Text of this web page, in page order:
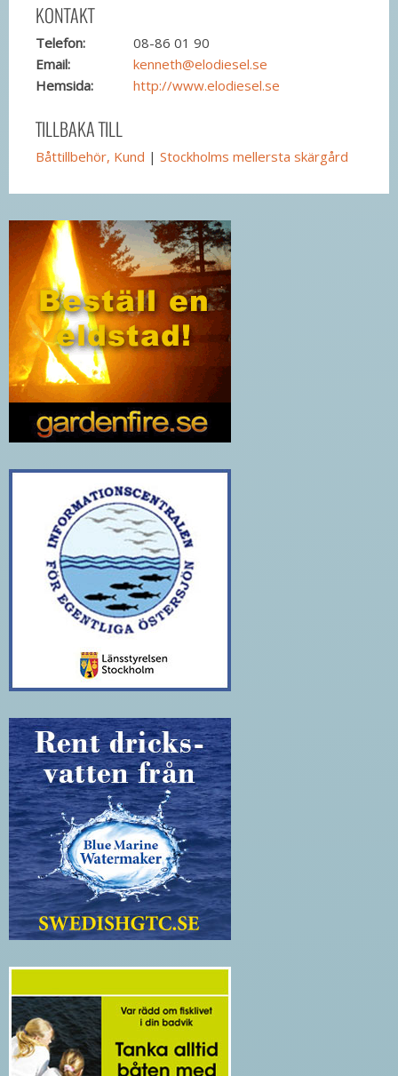
KONTAKT
Telefon:
08-86 01 90
Email:
kenneth@elodiesel.se
Hemsida:
http://www.elodiesel.se
TILLBAKA TILL
Båttillbehör, Kund | Stockholms mellersta skärgård